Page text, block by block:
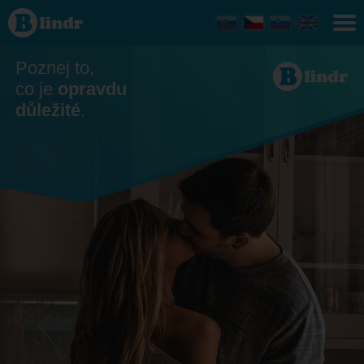
Seznamka
- On
hledá ji
Poznej to,
co je opravdu
důležité.